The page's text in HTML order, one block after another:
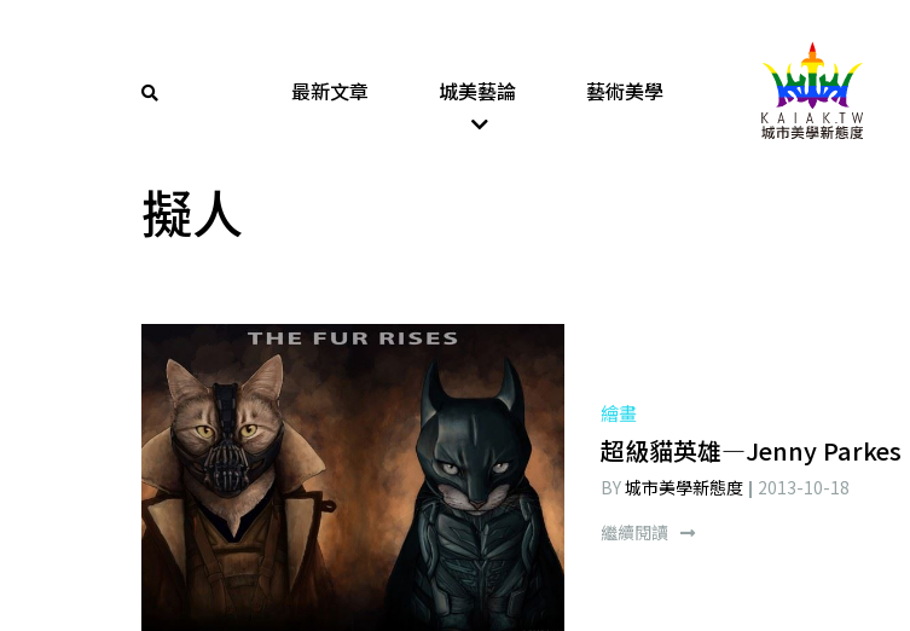
最新文章 城美藝論 藝術美學
擬人
繪畫
超級貓英雄—Jenny Parkes
BY城市美學新態度
2013-10-18
繼續閱讀